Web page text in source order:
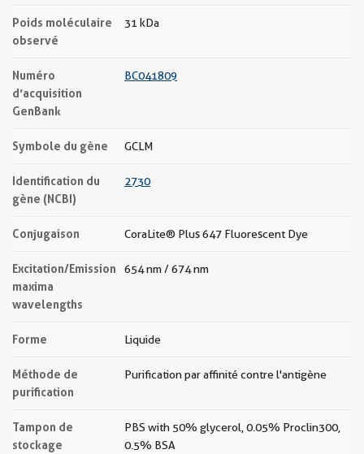
Poids moléculaire
observé
31 kDa
Numéro
d’acquisition
GenBank
BC041809
Symbole du gène GCLM
Identification du
gène (NCBI)
2730
Conjugaison CoraLite® Plus 647 Fluorescent Dye
Excitation/Emission
maxima
wavelengths
654 nm / 674 nm
Forme Liquide
Méthode de
purification
Purification par affinité contre l'antigène
Tampon de
stockage
PBS with 50% glycerol, 0.05% Proclin300,
0.5% BSA